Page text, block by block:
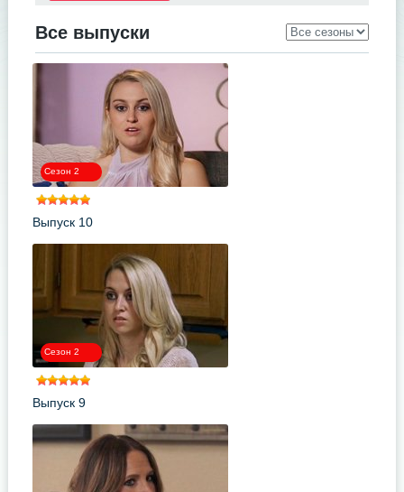
Все выпуски
Сезон 2
Выпуск 10
Сезон 2
Выпуск 9